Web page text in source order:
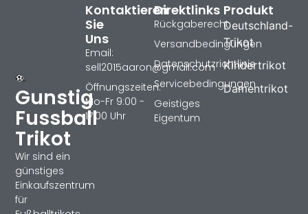
Gunstig
Fussball
Trikot
Wir sind ein
günstiges
Einkaufszentrum
für
Produkt
Deutschland-
Trikot
Kindertrikot
Damentrikot
Direktlinks
Rückgaberecht
Versandbedingungen
Datenschutzrichtlinie
Servicebedingungen
Geistiges
Eigentum
Kontaktieren
Sie
Uns
Email:
sell2015aaron@gmail.com
Öffnungszeiten:
Mo-Fr 9:00 -
17:00 Uhr